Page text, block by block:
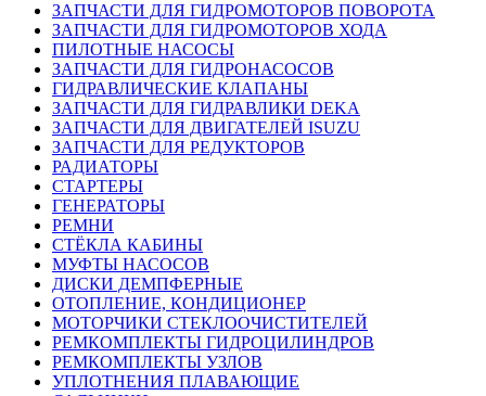
ЗАПЧАСТИ ДЛЯ ГИДРОМОТОРОВ ПОВОРОТА
ЗАПЧАСТИ ДЛЯ ГИДРОМОТОРОВ ХОДА
ПИЛОТНЫЕ НАСОСЫ
ЗАПЧАСТИ ДЛЯ ГИДРОНАСОСОВ
ГИДРАВЛИЧЕСКИЕ КЛАПАНЫ
ЗАПЧАСТИ ДЛЯ ГИДРАВЛИКИ DEKA
ЗАПЧАСТИ ДЛЯ ДВИГАТЕЛЕЙ ISUZU
ЗАПЧАСТИ ДЛЯ РЕДУКТОРОВ
РАДИАТОРЫ
СТАРТЕРЫ
ГЕНЕРАТОРЫ
РЕМНИ
СТЁКЛА КАБИНЫ
МУФТЫ НАСОСОВ
ДИСКИ ДЕМПФЕРНЫЕ
ОТОПЛЕНИЕ, КОНДИЦИОНЕР
МОТОРЧИКИ СТЕКЛООЧИСТИТЕЛЕЙ
РЕМКОМПЛЕКТЫ ГИДРОЦИЛИНДРОВ
РЕМКОМПЛЕКТЫ УЗЛОВ
УПЛОТНЕНИЯ ПЛАВАЮЩИЕ